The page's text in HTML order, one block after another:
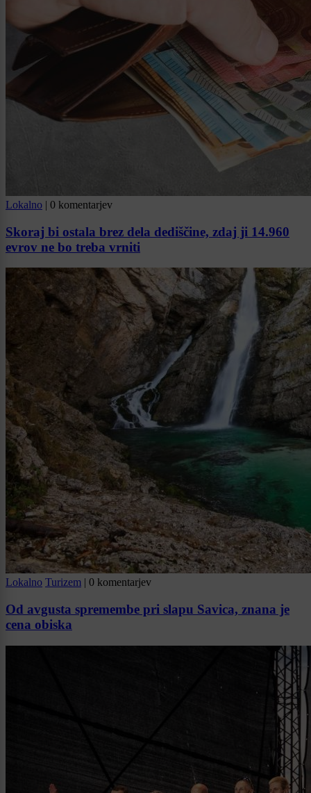
Lokalno | 0 komentarjev
Skoraj bi ostala brez dela dediščine, zdaj ji 14.960
evrov ne bo treba vrniti
Lokalno Turizem | 0 komentarjev
Od avgusta spremembe pri slapu Savica, znana je
cena obiska